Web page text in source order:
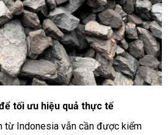
tối ưu hiệu quả thực tế
từ Indonesia vẫn cần được kiểm